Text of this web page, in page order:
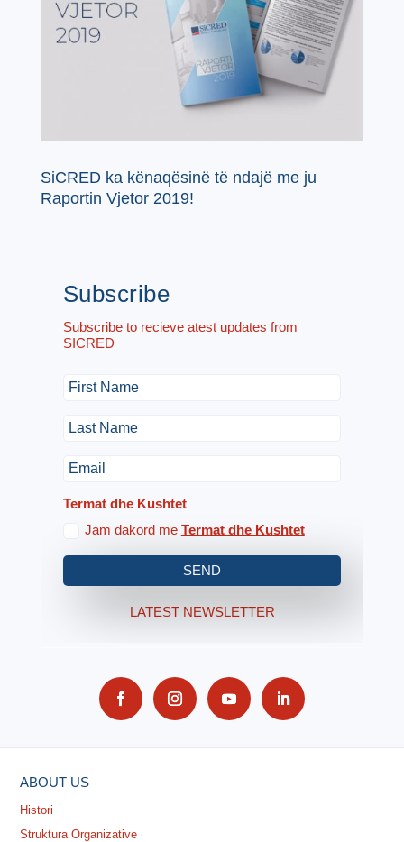
SiCRED ka kënaqësinë të ndajë me ju
Raportin Vjetor 2019!
Subscribe
Subscribe to recieve atest updates from
SICRED
Termat dhe Kushtet
Jam dakord me Termat dhe Kushtet
SEND
LATEST NEWSLETTER
ABOUT US
Histori
Struktura Organizative